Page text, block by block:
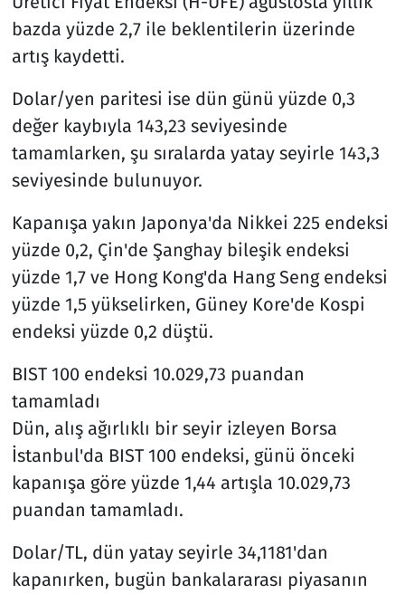
bazda yüzde 2,7 ile beklentilerin üzerinde
artış kaydetti.
Dolar/yen paritesi ise dün günü yüzde 0,3
değer kaybıyla 143,23 seviyesinde
tamamlarken, şu sıralarda yatay seyirle 143,3
seviyesinde bulunuyor.
Kapanışa yakın Japonya'da Nikkei 225 endeksi
yüzde 0,2, Çin'de Şanghay bileşik endeksi
yüzde 1,7 ve Hong Kong'da Hang Seng endeksi
yüzde 1,5 yükselirken, Güney Kore'de Kospi
endeksi yüzde 0,2 düştü.
BIST 100 endeksi 10.029,73 puandan
tamamladı
Dün, alış ağırlıklı bir seyir izleyen Borsa
İstanbul'da BIST 100 endeksi, günü önceki
kapanışa göre yüzde 1,44 artışla 10.029,73
puandan tamamladı.
Dolar/TL, dün yatay seyirle 34,1181'dan
kapanırken, bugün bankalararası piyasanın